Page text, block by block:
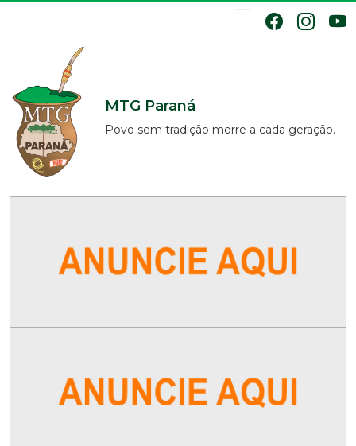
MTG Paraná
Povo sem tradição morre a cada geração.